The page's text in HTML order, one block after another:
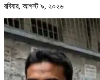
রবিবার, আগস্ট ৯, ২০২৬